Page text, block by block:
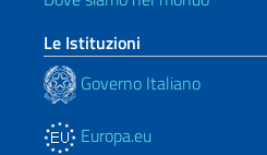
Le Istituzioni
Governo Italiano
Europa.eu